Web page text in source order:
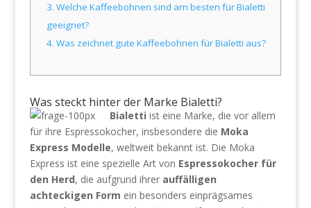
3. Welche Kaffeebohnen sind am besten für Bialetti
geeignet?
4. Was zeichnet gute Kaffeebohnen für Bialetti aus?
Was steckt hinter der Marke Bialetti?
Bialetti ist eine Marke, die vor allem
für ihre Espressokocher, insbesondere die Moka
Express Modelle, weltweit bekannt ist. Die Moka
Express ist eine spezielle Art von Espressokocher für
den Herd, die aufgrund ihrer auffälligen
achteckigen Form ein besonders einprägsames